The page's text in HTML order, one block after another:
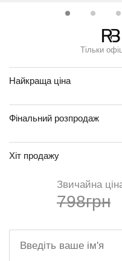
Тільки
Найкраща ціна
Фінальний розпродаж
Хіт продажу
Звичайна
798грн